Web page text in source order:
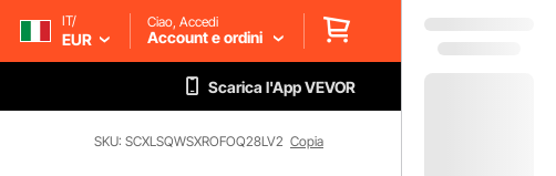
IT/
EUR
Ciao, Accedi
Account e ordini
Scarica l'App VEVOR
SKU: SCXLSQWSXROFOQ28LV2 Copia